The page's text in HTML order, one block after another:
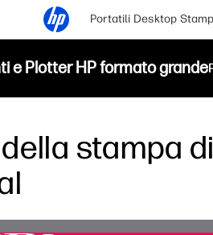
Portatili Desktop
e Plotter HP formato grande
stampa